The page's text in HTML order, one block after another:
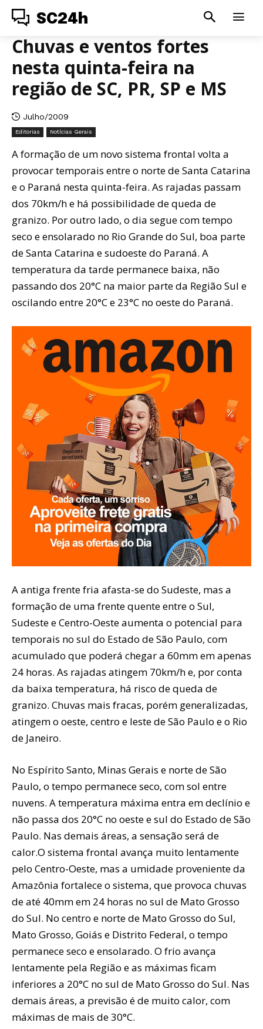
SC24h
Chuvas e ventos fortes
nesta quinta-feira na
região de SC, PR, SP e MS
Julho/2009
Editorias Notícias Gerais
A formação de um novo sistema frontal volta a
provocar temporais entre o norte de Santa Catarina
e o Paraná nesta quinta-feira. As rajadas passam
dos 70km/h e há possibilidade de queda de
granizo. Por outro lado, o dia segue com tempo
seco e ensolarado no Rio Grande do Sul, boa parte
de Santa Catarina e sudoeste do Paraná. A
temperatura da tarde permanece baixa, não
passando dos 20°C na maior parte da Região Sul e
oscilando entre 20°C e 23°C no oeste do Paraná.
A antiga frente fria afasta-se do Sudeste, mas a
formação de uma frente quente entre o Sul,
Sudeste e Centro-Oeste aumenta o potencial para
temporais no sul do Estado de São Paulo, com
acumulado que poderá chegar a 60mm em apenas
24 horas. As rajadas atingem 70km/h e, por conta
da baixa temperatura, há risco de queda de
granizo. Chuvas mais fracas, porém generalizadas,
atingem o oeste, centro e leste de São Paulo e o Rio
de Janeiro.
No Espírito Santo, Minas Gerais e norte de São
Paulo, o tempo permanece seco, com sol entre
nuvens. A temperatura máxima entra em declínio e
não passa dos 20°C no oeste e sul do Estado de São
Paulo. Nas demais áreas, a sensação será de
calor.O sistema frontal avança muito lentamente
pelo Centro-Oeste, mas a umidade proveniente da
Amazônia fortalece o sistema, que provoca chuvas
de até 40mm em 24 horas no sul de Mato Grosso
do Sul. No centro e norte de Mato Grosso do Sul,
Mato Grosso, Goiás e Distrito Federal, o tempo
permanece seco e ensolarado. O frio avança
lentamente pela Região e as máximas ficam
inferiores a 20°C no sul de Mato Grosso do Sul. Nas
demais áreas, a previsão é de muito calor, com
máximas de mais de 30°C.